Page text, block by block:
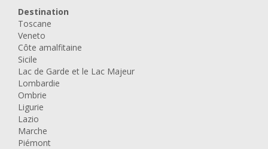
Destination
Toscane
Veneto
Côte amalfitaine
Sicile
Lac de Garde et le Lac Majeur
Lombardie
Ombrie
Ligurie
Lazio
Marche
Piémont